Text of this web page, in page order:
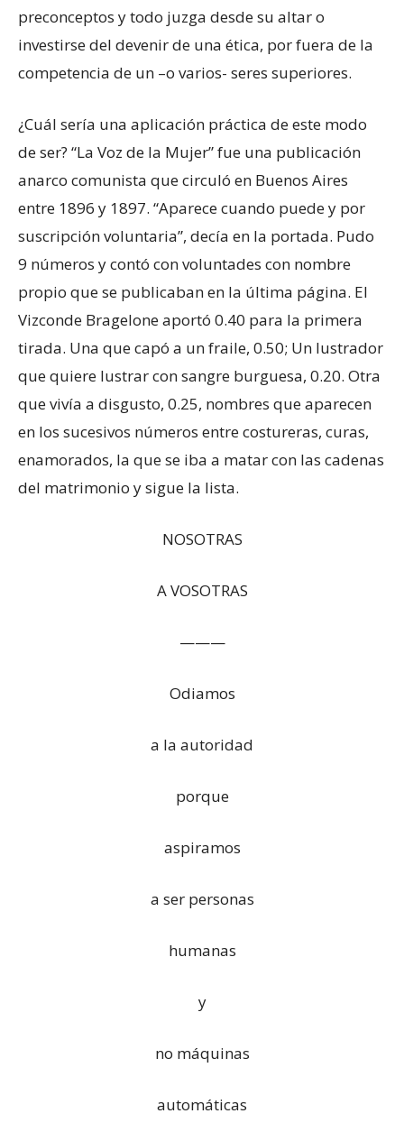
preconceptos y todo juzga desde su altar o
investirse del devenir de una ética, por fuera de la
competencia de un –o varios- seres superiores.
¿Cuál sería una aplicación práctica de este modo
de ser? “La Voz de la Mujer” fue una publicación
anarco comunista que circuló en Buenos Aires
entre 1896 y 1897. “Aparece cuando puede y por
suscripción voluntaria”, decía en la portada. Pudo
9 números y contó con voluntades con nombre
propio que se publicaban en la última página. El
Vizconde Bragelone aportó 0.40 para la primera
tirada. Una que capó a un fraile, 0.50; Un lustrador
que quiere lustrar con sangre burguesa, 0.20. Otra
que vivía a disgusto, 0.25, nombres que aparecen
en los sucesivos números entre costureras, curas,
enamorados, la que se iba a matar con las cadenas
del matrimonio y sigue la lista.
NOSOTRAS
A VOSOTRAS
———
Odiamos
a la autoridad
porque
aspiramos
a ser personas
humanas
y
no máquinas
automáticas